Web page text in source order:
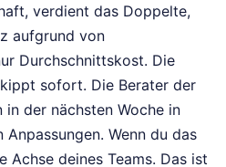
verdient das Doppelte,
aufgrund von
Durchschnittskost. Die
sofort. Die Berater der
der nächsten Woche in
Wenn du das
Achse deines Teams. Das ist